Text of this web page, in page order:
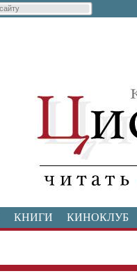
КНИГИ КИНОКЛУБ